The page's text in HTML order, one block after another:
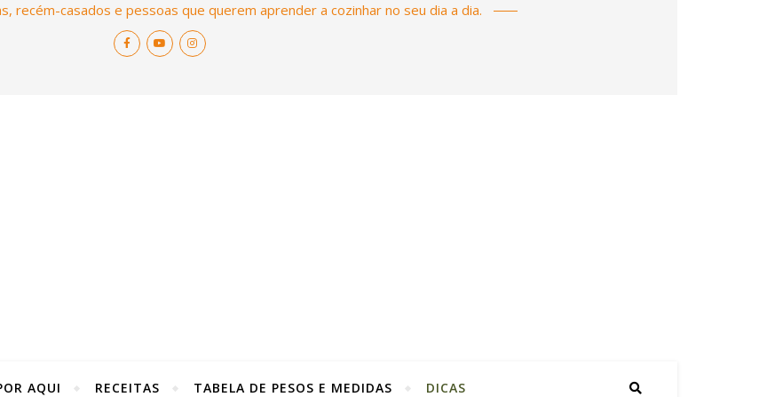
recém-casados e pessoas que querem aprender a cozinhar no seu dia a dia.
AQUI RECEITAS TABELA DE PESOS E MEDIDAS DICAS